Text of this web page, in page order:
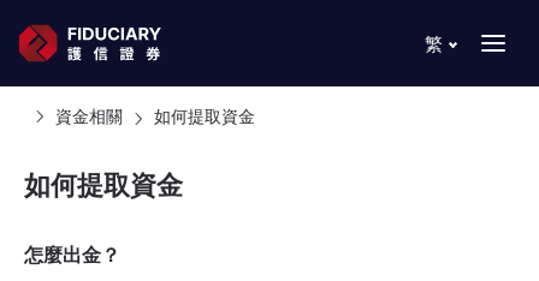
繁
資金相關 如何提取資金
如何提取資金
怎麼出金？